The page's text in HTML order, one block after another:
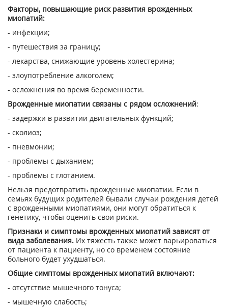
Факторы, повышающие риск развития врожденных
миопатий:
- инфекции;
- путешествия за границу;
- лекарства, снижающие уровень холестерина;
- злоупотребление алкоголем;
- осложнения во время беременности.
Врожденные миопатии связаны с рядом осложнений:
- задержки в развитии двигательных функций;
- сколиоз;
- пневмонии;
- проблемы с дыханием;
- проблемы с глотанием.
Нельзя предотвратить врожденные миопатии. Если в
семьях будущих родителей бывали случаи рождения детей
с врожденными миопатиями, они могут обратиться к
генетику, чтобы оценить свои риски.
Признаки и симптомы врожденных миопатий зависят от
вида заболевания. Их тяжесть также может варьироваться
от пациента к пациенту, но со временем состояние
больного будет ухудшаться.
Общие симптомы врожденных миопатий включают:
- отсутствие мышечного тонуса;
- мышечную слабость;